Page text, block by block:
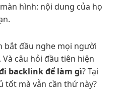
hình: nội dung của họ
bắt đầu nghe mọi người
câu hỏi đầu tiên hiện
backlink để làm gì? Tại
tốt mà vẫn cần thứ này?